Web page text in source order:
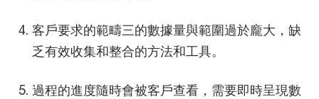
客戶要求的範疇三的數據量與範圍過於龐大，缺
乏有效收集和整合的方法和工具。
過程的進度隨時會被客戶查看，需要即時呈現數